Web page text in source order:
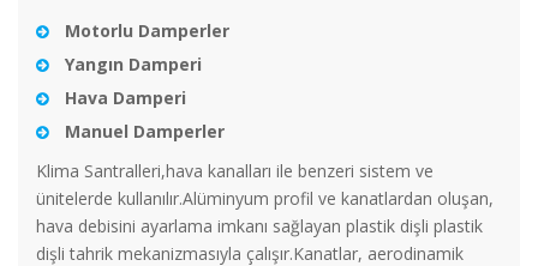
Motorlu Damperler
Yangın Damperi
Hava Damperi
Manuel Damperler
Klima Santralleri,hava kanalları ile benzeri sistem ve
ünitelerde kullanılır.Alüminyum profil ve kanatlardan oluşan,
hava debisini ayarlama imkanı sağlayan plastik dişli plastik
dişli tahrik mekanizmasıyla çalışır.Kanatlar, aerodinamik